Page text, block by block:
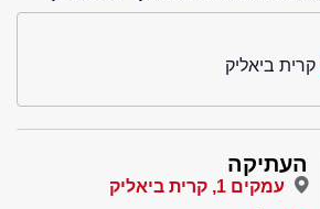
קרית ביאליק
העתיקה
עמקים 1, קרית ביאליק